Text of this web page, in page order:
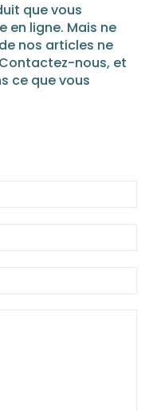
que vous
en ligne. Mais ne
nos articles ne
nous, et
ce que vous